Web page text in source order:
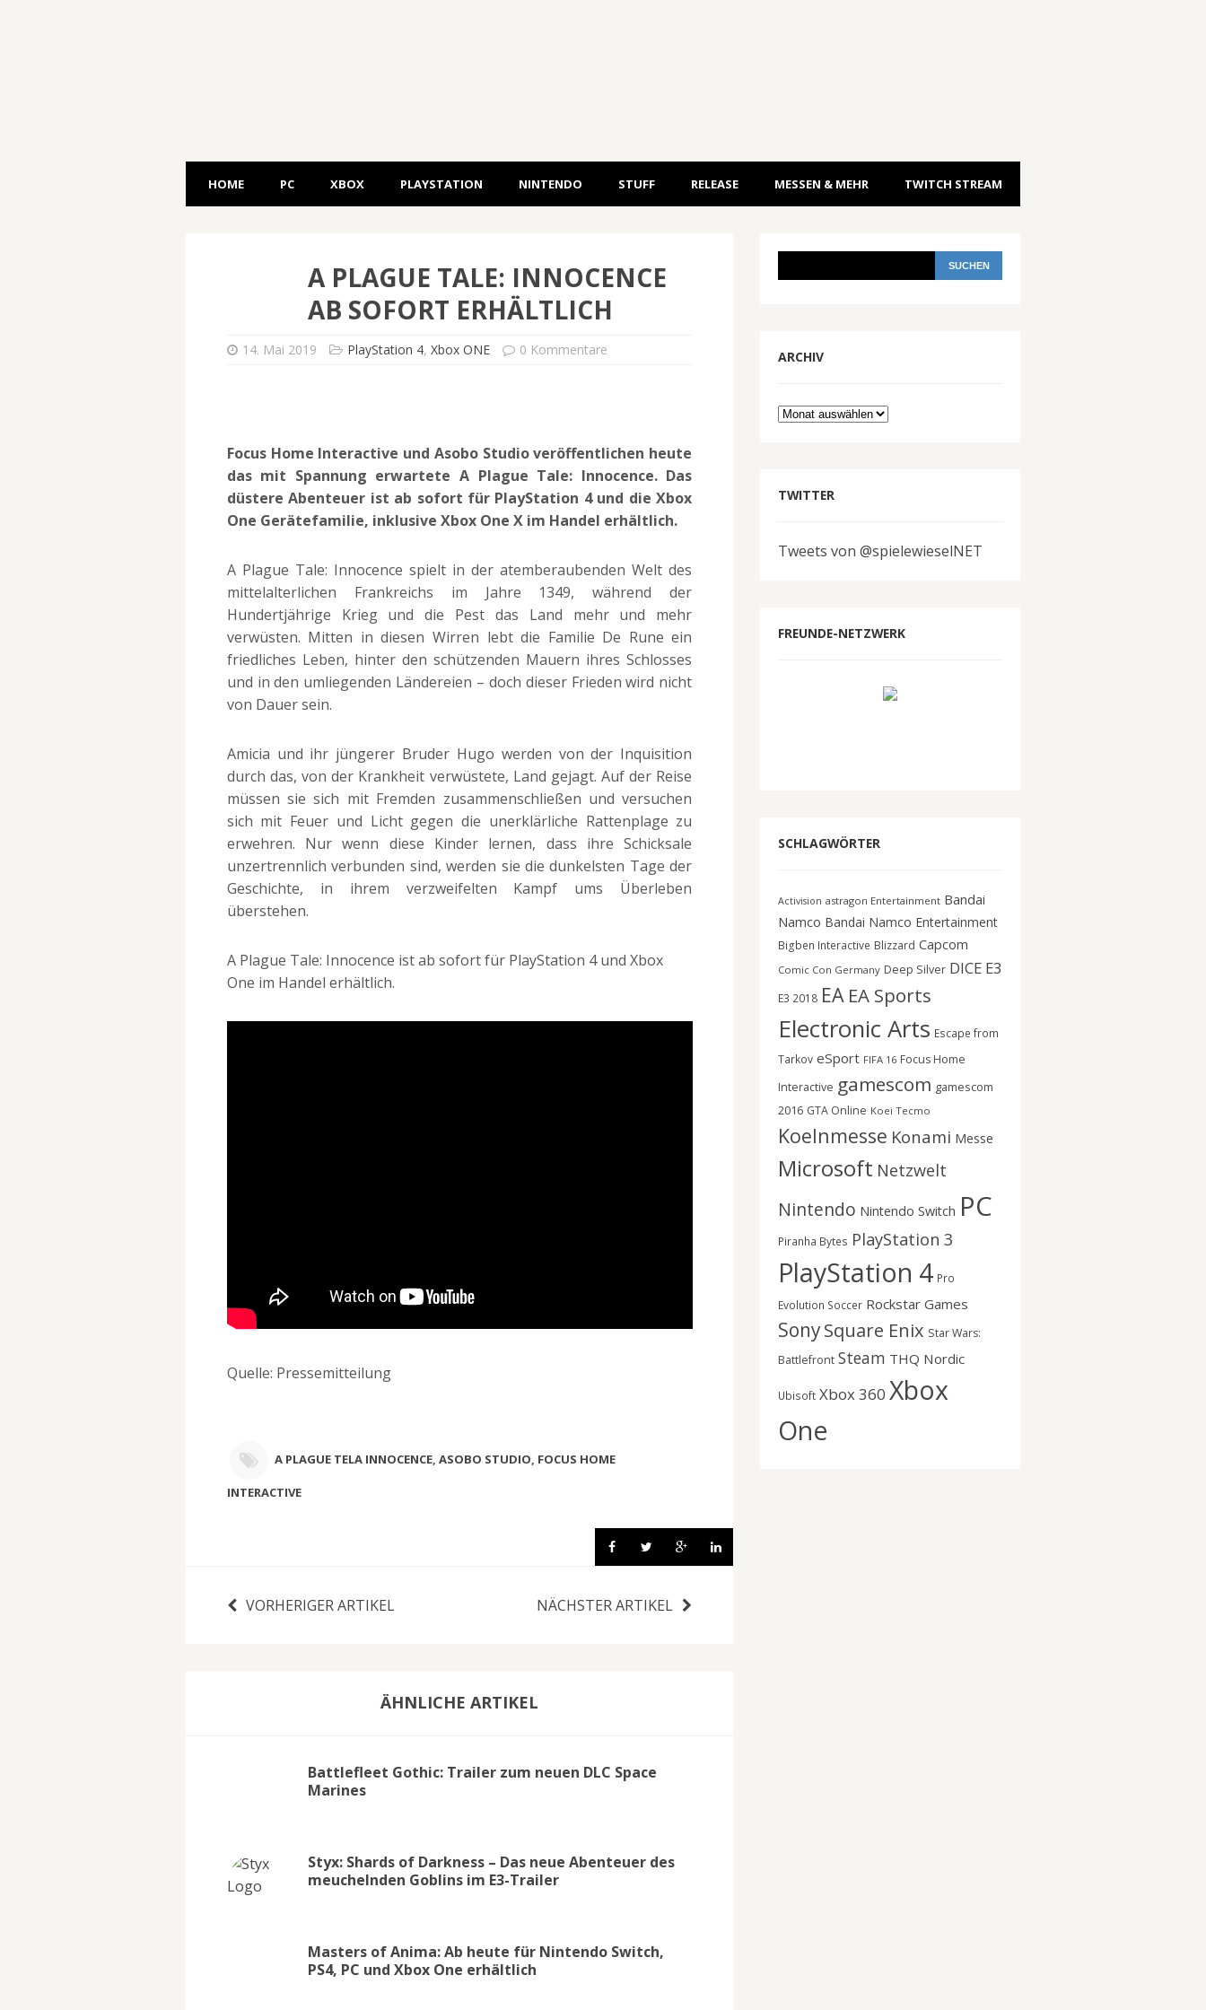
HOME PC XBOX PLAYSTATION NINTENDO STUFF RELEASE MESSEN & MEHR TWITCH STREAM
A PLAGUE TALE: INNOCENCE
AB SOFORT ERHÄLTLICH
14. Mai 2019 PlayStation 4, Xbox ONE 0 Kommentare
Focus Home Interactive und Asobo Studio veröffentlichen heute
das mit Spannung erwartete A Plague Tale: Innocence. Das
düstere Abenteuer ist ab sofort für PlayStation 4 und die Xbox
One Gerätefamilie, inklusive Xbox One X im Handel erhältlich.
A Plague Tale: Innocence spielt in der atemberaubenden Welt des
mittelalterlichen Frankreichs im Jahre 1349, während der
Hundertjährige Krieg und die Pest das Land mehr und mehr
verwüsten. Mitten in diesen Wirren lebt die Familie De Rune ein
friedliches Leben, hinter den schützenden Mauern ihres Schlosses
und in den umliegenden Ländereien – doch dieser Frieden wird nicht
von Dauer sein.
Amicia und ihr jüngerer Bruder Hugo werden von der Inquisition
durch das, von der Krankheit verwüstete, Land gejagt. Auf der Reise
müssen sie sich mit Fremden zusammenschließen und versuchen
sich mit Feuer und Licht gegen die unerklärliche Rattenplage zu
erwehren. Nur wenn diese Kinder lernen, dass ihre Schicksale
unzertrennlich verbunden sind, werden sie die dunkelsten Tage der
Geschichte, in ihrem verzweifelten Kampf ums Überleben
überstehen.
A Plague Tale: Innocence ist ab sofort für PlayStation 4 und Xbox
One im Handel erhältlich.
Quelle: Pressemitteilung
A PLAGUE TELA INNOCENCE, ASOBO STUDIO, FOCUS HOME
INTERACTIVE
VORHERIGER ARTIKEL NÄCHSTER ARTIKEL
ÄHNLICHE ARTIKEL
Battlefleet Gothic: Trailer zum neuen DLC Space
Marines
Styx: Shards of Darkness – Das neue Abenteuer des
meuchelnden Goblins im E3-Trailer
Masters of Anima: Ab heute für Nintendo Switch,
PS4, PC und Xbox One erhältlich
ARCHIV
Archiv
TWITTER
Tweets von @spielewieselNET
FREUNDE-NETZWERK
SCHLAGWÖRTER
Activision astragon Entertainment Bandai
Namco Bandai Namco Entertainment
Bigben Interactive Blizzard Capcom
Comic Con Germany Deep Silver DICE E3
E3 2018 EA EA Sports
Electronic Arts Escape from
Tarkov eSport FIFA 16 Focus Home
Interactive gamescom gamescom
2016 GTA Online Koei Tecmo
Koelnmesse Konami Messe
Microsoft Netzwelt
Nintendo Nintendo Switch PC
Piranha Bytes PlayStation 3
PlayStation 4 Pro
Evolution Soccer Rockstar Games
SonySquare Enix Star Wars:
Battlefront Steam THQ Nordic
Ubisoft Xbox 360 Xbox
One